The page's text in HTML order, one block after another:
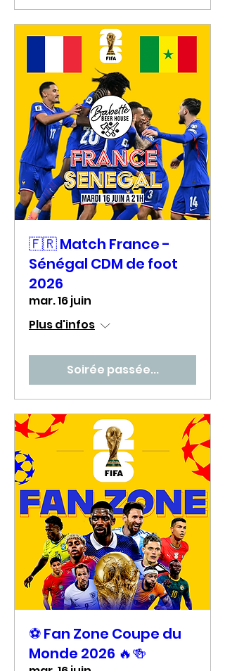
🇫🇷 Match France -
Sénégal CDM de foot
2026
mar. 16 juin
Plus d'infos
Soirée passée...
⚽ Fan Zone Coupe du
Monde 2026 🔥🍻